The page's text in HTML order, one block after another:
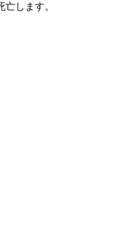
します。